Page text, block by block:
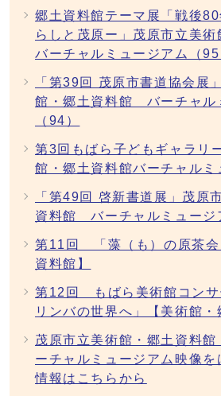
郷土資料館テーマ展「戦後
らしと茂原ー」茂原市立美
バーチャルミュージアム（95
「第39回 茂原市書道協会展
館・郷土資料館 バーチャル
（94）
第3回もばら子どもギャラ
館・郷土資料館バーチャルミ
「第49回 啓新書道展」茂原
資料館 バーチャルミュージ
第11回 「藻（も）の原茶会
資料館】
第12回 もばら美術館コン
リンバの世界へ」【美術館・
茂原市立美術館・郷土資料
ーチャルミュージアム映像
情報はこちらから